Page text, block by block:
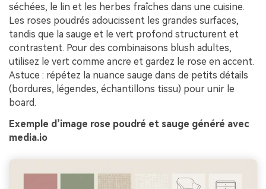
séchées, le lin et les herbes fraîches dans une cuisine.
Les roses poudrés adoucissent les grandes surfaces,
tandis que la sauge et le vert profond structurent et
contrastent. Pour des combinaisons blush adultes,
utilisez le vert comme ancre et gardez le rose en accent.
Astuce : répétez la nuance sauge dans de petits détails
(bordures, légendes, échantillons tissu) pour unir le
board.
Exemple d’image rose poudré et sauge généré avec
media.io